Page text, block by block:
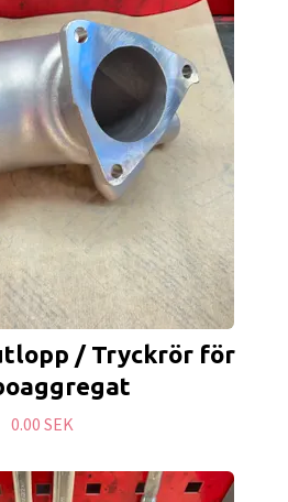
/ Tryckrör för
0.00 SEK